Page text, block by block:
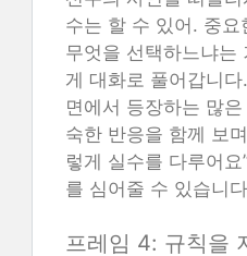
수는 할 수 있어. 중요
무엇을 선택하느냐는
게 대화로 풀어갑니
면에서 등장하는 많
숙한 반응을 함께 보
렇게 실수를 다루어
를 심어줄 수 있습니
프레임 4: 규칙을